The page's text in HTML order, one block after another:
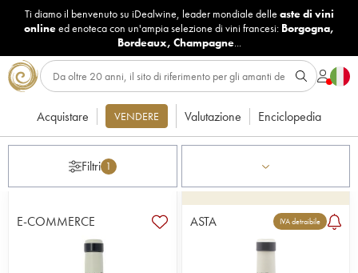
Ti diamo il benvenuto su iDealwine, leader mondiale delle aste di vini
onlineed enoteca con un'ampia selezione di vini francesi: Borgogna,
Bordeaux, Champagne...
Acquistare VENDERE Valutazione Enciclopedia
Filtri 1
E-COMMERCE ASTA IVA detraibile